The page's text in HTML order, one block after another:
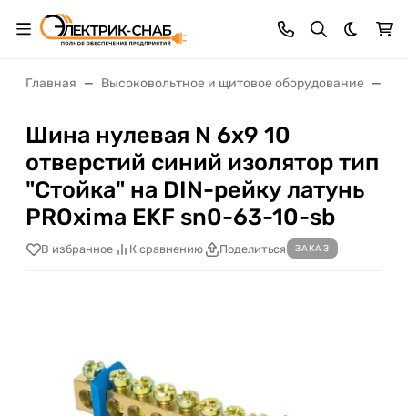
Темная
Главная Высоковольтное и щитовое оборудование
Шина нулевая N 6х9 10
отверстий синий изолятор тип
"Стойка" на DIN-рейку латунь
PROxima EKF sn0-63-10-sb
В избранное К сравнению Поделиться ЗАКАЗ